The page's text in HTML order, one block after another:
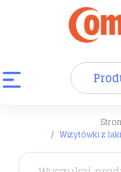
Wizytówki z